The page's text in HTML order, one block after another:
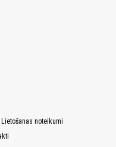
Lietošanas noteikumi